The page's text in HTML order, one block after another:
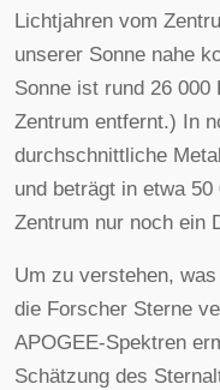
Lichtjahren vom
unserer Sonne nahe
Sonne ist rund 26
Zentrum entfernt.) In
durchschnittliche
und beträgt in etwa
Zentrum nur noch ein
Um zu verstehen,
die Forscher Sterne
APOGEE-Spektren
Schätzung des